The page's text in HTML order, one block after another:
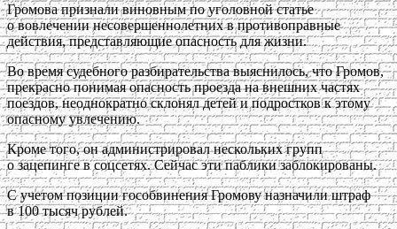
Громова признали виновным по уголовной статье
о вовлечении несовершеннолетних в противоправные
действия, представляющие опасность для жизни.
Во время судебного разбирательства выяснилось, что Громов,
прекрасно понимая опасность проезда на внешних частях
поездов, неоднократно склонял детей и подростков к этому
опасному увлечению.
Кроме того, он администрировал нескольких групп
о зацепинге в соцсетях. Сейчас эти паблики заблокированы.
С учетом позиции гособвинения Громову назначили штраф
в 100 тысяч рублей.